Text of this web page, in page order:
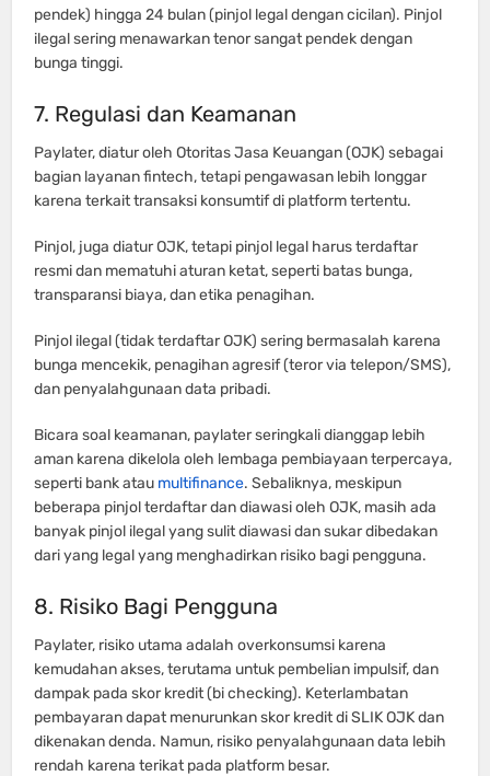
pendek) hingga 24 bulan (pinjol legal dengan cicilan). Pinjol
ilegal sering menawarkan tenor sangat pendek dengan
bunga tinggi.
7. Regulasi dan Keamanan
Paylater, diatur oleh Otoritas Jasa Keuangan (OJK) sebagai
bagian layanan fintech, tetapi pengawasan lebih longgar
karena terkait transaksi konsumtif di platform tertentu.
Pinjol, juga diatur OJK, tetapi pinjol legal harus terdaftar
resmi dan mematuhi aturan ketat, seperti batas bunga,
transparansi biaya, dan etika penagihan.
Pinjol ilegal (tidak terdaftar OJK) sering bermasalah karena
bunga mencekik, penagihan agresif (teror via telepon/SMS),
dan penyalahgunaan data pribadi.
Bicara soal keamanan, paylater seringkali dianggap lebih
aman karena dikelola oleh lembaga pembiayaan terpercaya,
seperti bank atau multifinance. Sebaliknya, meskipun
beberapa pinjol terdaftar dan diawasi oleh OJK, masih ada
banyak pinjol ilegal yang sulit diawasi dan sukar dibedakan
dari yang legal yang menghadirkan risiko bagi pengguna.
8. Risiko Bagi Pengguna
Paylater, risiko utama adalah overkonsumsi karena
kemudahan akses, terutama untuk pembelian impulsif, dan
dampak pada skor kredit (bi checking). Keterlambatan
pembayaran dapat menurunkan skor kredit di SLIK OJK dan
dikenakan denda. Namun, risiko penyalahgunaan data lebih
rendah karena terikat pada platform besar.